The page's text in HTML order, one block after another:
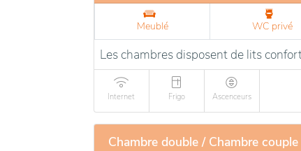
Meublé WC privé
Les chambres disposent de lits
Internet Frigo Ascenceurs
Chambre double / Chambre couple